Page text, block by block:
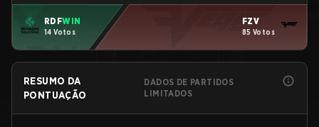
RDFWIN
14 Votos
FZV
85 Votos
RESUMO DA
PONTUAÇÃO
DADOS DE PARTIDOS
LIMITADOS